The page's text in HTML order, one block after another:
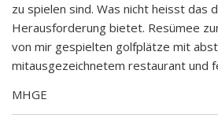
zu spielen sind. Was nicht heisst das
Herausforderung bietet. Resümee
von mir gespielten golfplätze mit
mitausgezeichnetem restaurant und
MHGE